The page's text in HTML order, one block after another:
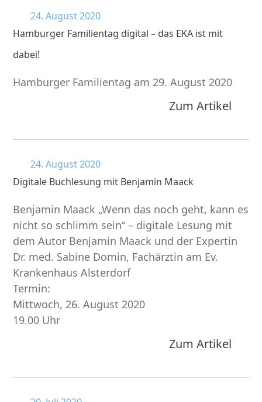
24. August 2020
Hamburger Familientag digital – das EKA ist mit
dabei!
Hamburger Familientag am 29. August 2020
Zum Artikel
24. August 2020
Digitale Buchlesung mit Benjamin Maack
Benjamin Maack „Wenn das noch geht, kann es
nicht so schlimm sein“ – digitale Lesung mit
dem Autor Benjamin Maack und der Expertin
Dr. med. Sabine Domin, Fachärztin am Ev.
Krankenhaus Alsterdorf
Termin:
Mittwoch, 26. August 2020
19.00 Uhr
Zum Artikel